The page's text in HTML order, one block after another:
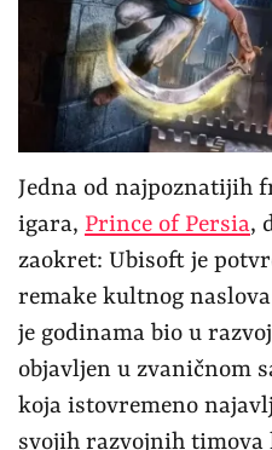
Jedna od najpoznatijih
igara, Prince of Persia,
zaokret: Ubisoft je
remake kultnog
je godinama bio u
objavljen u zvaničnom
koja istovremeno
svojih razvojnih timova